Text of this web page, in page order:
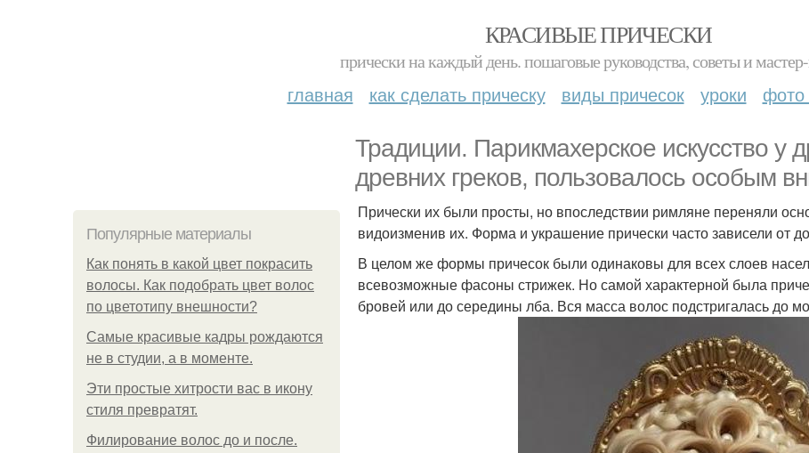
КРАСИВЫЕ ПРИЧЕСКИ
прически на каждый день. пошаговые руководства, советы и
главная как сделать прическу виды причесок уроки фото
Традиции. Парикмахерское искусство у
древних греков, пользовалось особым
Популярные материалы
Как понять в какой цвет покрасить
волосы. Как подобрать цвет волос
по цветотипу внешности?
Самые красивые кадры рождаются
не в студии, а в моменте.
Эти простые хитрости вас в икону
стиля превратят.
Филирование волос до и после.
Прически их были просты, но впоследствии римляне переняли
видоизменив их. Форма и украшение прически часто зависели от
В целом же формы причесок были одинаковы для всех слоев
всевозможные фасоны стрижек. Но самой характерной была
бровей или до середины лба. Вся масса волос подстригалась до